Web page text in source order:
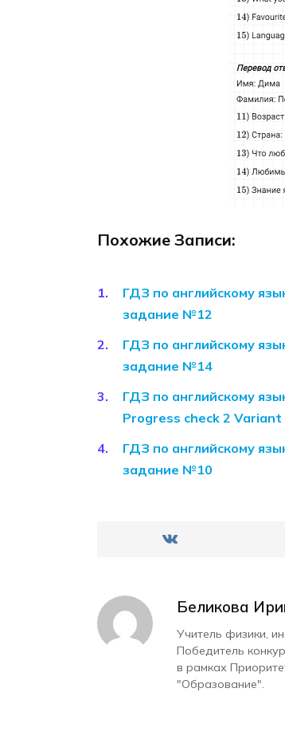
Похожие Записи:
ГДЗ по английскому
задание №12
ГДЗ по английскому
задание №14
ГДЗ по английскому
Progress check 2
ГДЗ по английскому
задание №10
Беликова
Учитель физики,
Победитель
в рамках
"Образование".